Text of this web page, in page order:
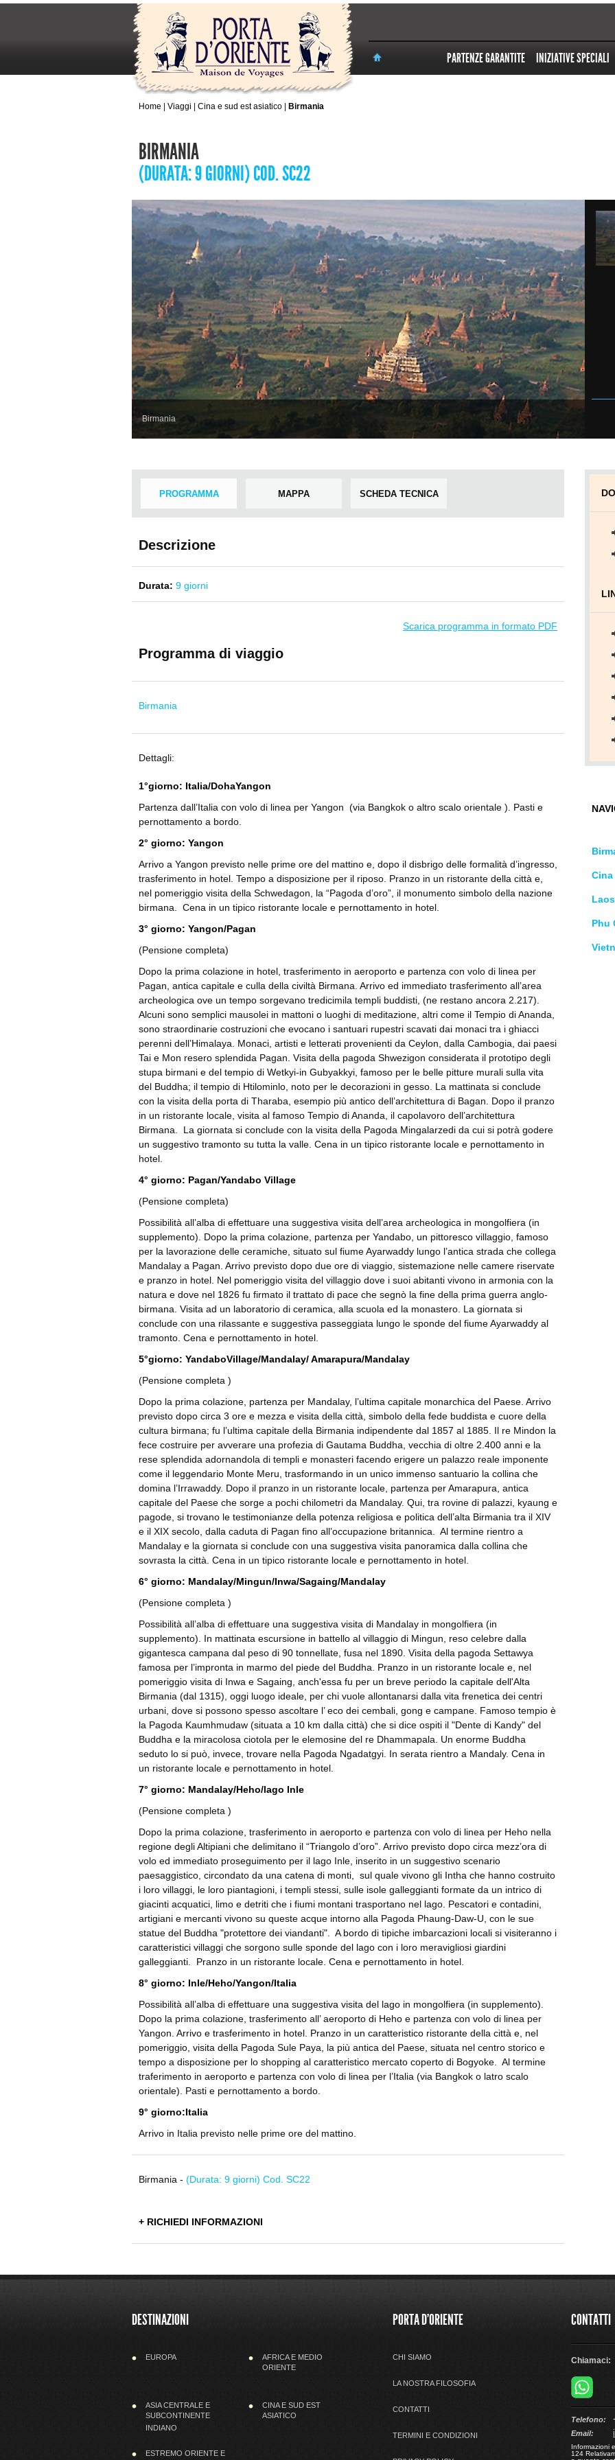
INIZIATIVE SPECIALI
PARTENZE GARANTITE
Home Viaggi Cina e sud est asiatico Birmania
BIRMANIA
(DURATA: 9 GIORNI) COD. SC22
Birmania
PROGRAMMA MAPPA SCHEDA TECNICA
Descrizione
Durata: 9 giorni
Scarica programma in formato PDF
Programma di viaggio
Birmania
Dettagli:
1°giorno: Italia/DohaYangon
Partenza dall’Italia con volo di linea per Yangon (via Bangkok o altro scalo orientale ). Pasti e
pernottamento a bordo.
2° giorno: Yangon
Arrivo a Yangon previsto nelle prime ore del mattino e, dopo il disbrigo delle formalità d’ingresso,
trasferimento in hotel. Tempo a disposizione per il riposo. Pranzo in un ristorante della città e,
nel pomeriggio visita della Schwedagon, la “Pagoda d’oro”, il monumento simbolo della nazione
birmana. Cena in un tipico ristorante locale e pernottamento in hotel.
3° giorno: Yangon/Pagan
(Pensione completa)
Dopo la prima colazione in hotel, trasferimento in aeroporto e partenza con volo di linea per
Pagan, antica capitale e culla della civiltà Birmana. Arrivo ed immediato trasferimento all’area
archeologica ove un tempo sorgevano tredicimila templi buddisti, (ne restano ancora 2.217).
Alcuni sono semplici mausolei in mattoni o luoghi di meditazione, altri come il Tempio di Ananda,
sono straordinarie costruzioni che evocano i santuari rupestri scavati dai monaci tra i ghiacci
perenni dell’Himalaya. Monaci, artisti e letterati provenienti da Ceylon, dalla Cambogia, dai paesi
Tai e Mon resero splendida Pagan. Visita della pagoda Shwezigon considerata il prototipo degli
stupa birmani e del tempio di Wetkyi-in Gubyakkyi, famoso per le belle pitture murali sulla vita
del Buddha; il tempio di Htilominlo, noto per le decorazioni in gesso. La mattinata si conclude
con la visita della porta di Tharaba, esempio più antico dell’architettura di Bagan. Dopo il pranzo
in un ristorante locale, visita al famoso Tempio di Ananda, il capolavoro dell’architettura
Birmana. La giornata si conclude con la visita della Pagoda Mingalarzedi da cui si potrà godere
un suggestivo tramonto su tutta la valle. Cena in un tipico ristorante locale e pernottamento in
hotel.
4° giorno: Pagan/Yandabo Village
(Pensione completa)
Possibilità all’alba di effettuare una suggestiva visita dell’area archeologica in mongolfiera (in
supplemento). Dopo la prima colazione, partenza per Yandabo, un pittoresco villaggio, famoso
per la lavorazione delle ceramiche, situato sul fiume Ayarwaddy lungo l’antica strada che collega
Mandalay a Pagan. Arrivo previsto dopo due ore di viaggio, sistemazione nelle camere riservate
e pranzo in hotel. Nel pomeriggio visita del villaggio dove i suoi abitanti vivono in armonia con la
natura e dove nel 1826 fu firmato il trattato di pace che segnò la fine della prima guerra anglo-
birmana. Visita ad un laboratorio di ceramica, alla scuola ed la monastero. La giornata si
conclude con una rilassante e suggestiva passeggiata lungo le sponde del fiume Ayarwaddy al
tramonto. Cena e pernottamento in hotel.
5°giorno: YandaboVillage/Mandalay/ Amarapura/Mandalay
(Pensione completa )
Dopo la prima colazione, partenza per Mandalay, l’ultima capitale monarchica del Paese. Arrivo
previsto dopo circa 3 ore e mezza e visita della città, simbolo della fede buddista e cuore della
cultura birmana; fu l’ultima capitale della Birmania indipendente dal 1857 al 1885. Il re Mindon la
fece costruire per avverare una profezia di Gautama Buddha, vecchia di oltre 2.400 anni e la
rese splendida adornandola di templi e monasteri facendo erigere un palazzo reale imponente
come il leggendario Monte Meru, trasformando in un unico immenso santuario la collina che
domina l’Irrawaddy. Dopo il pranzo in un ristorante locale, partenza per Amarapura, antica
capitale del Paese che sorge a pochi chilometri da Mandalay. Qui, tra rovine di palazzi, kyaung e
pagode, si trovano le testimonianze della potenza religiosa e politica dell’alta Birmania tra il XIV
e il XIX secolo, dalla caduta di Pagan fino all’occupazione britannica. Al termine rientro a
Mandalay e la giornata si conclude con una suggestiva visita panoramica dalla collina che
sovrasta la città. Cena in un tipico ristorante locale e pernottamento in hotel.
6° giorno: Mandalay/Mingun/Inwa/Sagaing/Mandalay
(Pensione completa )
Possibilità all’alba di effettuare una suggestiva visita di Mandalay in mongolfiera (in
supplemento). In mattinata escursione in battello al villaggio di Mingun, reso celebre dalla
gigantesca campana dal peso di 90 tonnellate, fusa nel 1890. Visita della pagoda Settawya
famosa per l’impronta in marmo del piede del Buddha. Pranzo in un ristorante locale e, nel
pomeriggio visita di Inwa e Sagaing, anch'essa fu per un breve periodo la capitale dell'Alta
Birmania (dal 1315), oggi luogo ideale, per chi vuole allontanarsi dalla vita frenetica dei centri
urbani, dove si possono spesso ascoltare l’ eco dei cembali, gong e campane. Famoso tempio è
la Pagoda Kaumhmudaw (situata a 10 km dalla città) che si dice ospiti il "Dente di Kandy" del
Buddha e la miracolosa ciotola per le elemosine del re Dhammapala. Un enorme Buddha
seduto lo si può, invece, trovare nella Pagoda Ngadatgyi. In serata rientro a Mandaly. Cena in
un ristorante locale e pernottamento in hotel.
7° giorno: Mandalay/Heho/lago Inle
(Pensione completa )
Dopo la prima colazione, trasferimento in aeroporto e partenza con volo di linea per Heho nella
regione degli Altipiani che delimitano il “Triangolo d’oro”. Arrivo previsto dopo circa mezz’ora di
volo ed immediato proseguimento per il lago Inle, inserito in un suggestivo scenario
paesaggistico, circondato da una catena di monti, sul quale vivono gli Intha che hanno costruito
i loro villaggi, le loro piantagioni, i templi stessi, sulle isole galleggianti formate da un intrico di
giacinti acquatici, limo e detriti che i fiumi montani trasportano nel lago. Pescatori e contadini,
artigiani e mercanti vivono su queste acque intorno alla Pagoda Phaung-Daw-U, con le sue
statue del Buddha "protettore dei viandanti". A bordo di tipiche imbarcazioni locali si visiteranno i
caratteristici villaggi che sorgono sulle sponde del lago con i loro meravigliosi giardini
galleggianti. Pranzo in un ristorante locale. Cena e pernottamento in hotel.
8° giorno: Inle/Heho/Yangon/Italia
Possibilità all’alba di effettuare una suggestiva visita del lago in mongolfiera (in supplemento).
Dopo la prima colazione, trasferimento all’ aeroporto di Heho e partenza con volo di linea per
Yangon. Arrivo e trasferimento in hotel. Pranzo in un caratteristico ristorante della città e, nel
pomeriggio, visita della Pagoda Sule Paya, la più antica del Paese, situata nel centro storico e
tempo a disposizione per lo shopping al caratteristico mercato coperto di Bogyoke. Al termine
traferimento in aeroporto e partenza con volo di linea per l’Italia (via Bangkok o latro scalo
orientale). Pasti e pernottamento a bordo.
9° giorno:Italia
Arrivo in Italia previsto nelle prime ore del mattino.
Birmania - (Durata: 9 giorni) Cod. SC22
+ RICHIEDI INFORMAZIONI
Cina
Laos
Phu
DESTINAZIONI
EUROPA AFRICA E MEDIO
ORIENTE
ASIA CENTRALE E
SUBCONTINENTE
INDIANO
CINA E SUD EST
ASIATICO
ESTREMO ORIENTE E
PORTA D'ORIENTE
CHI SIAMO
LA NOSTRA FILOSOFIA
CONTATTI
TERMINI E CONDIZIONI
CONTATTI
Chiamaci:
Telefono:
Email:
Informazioni
124